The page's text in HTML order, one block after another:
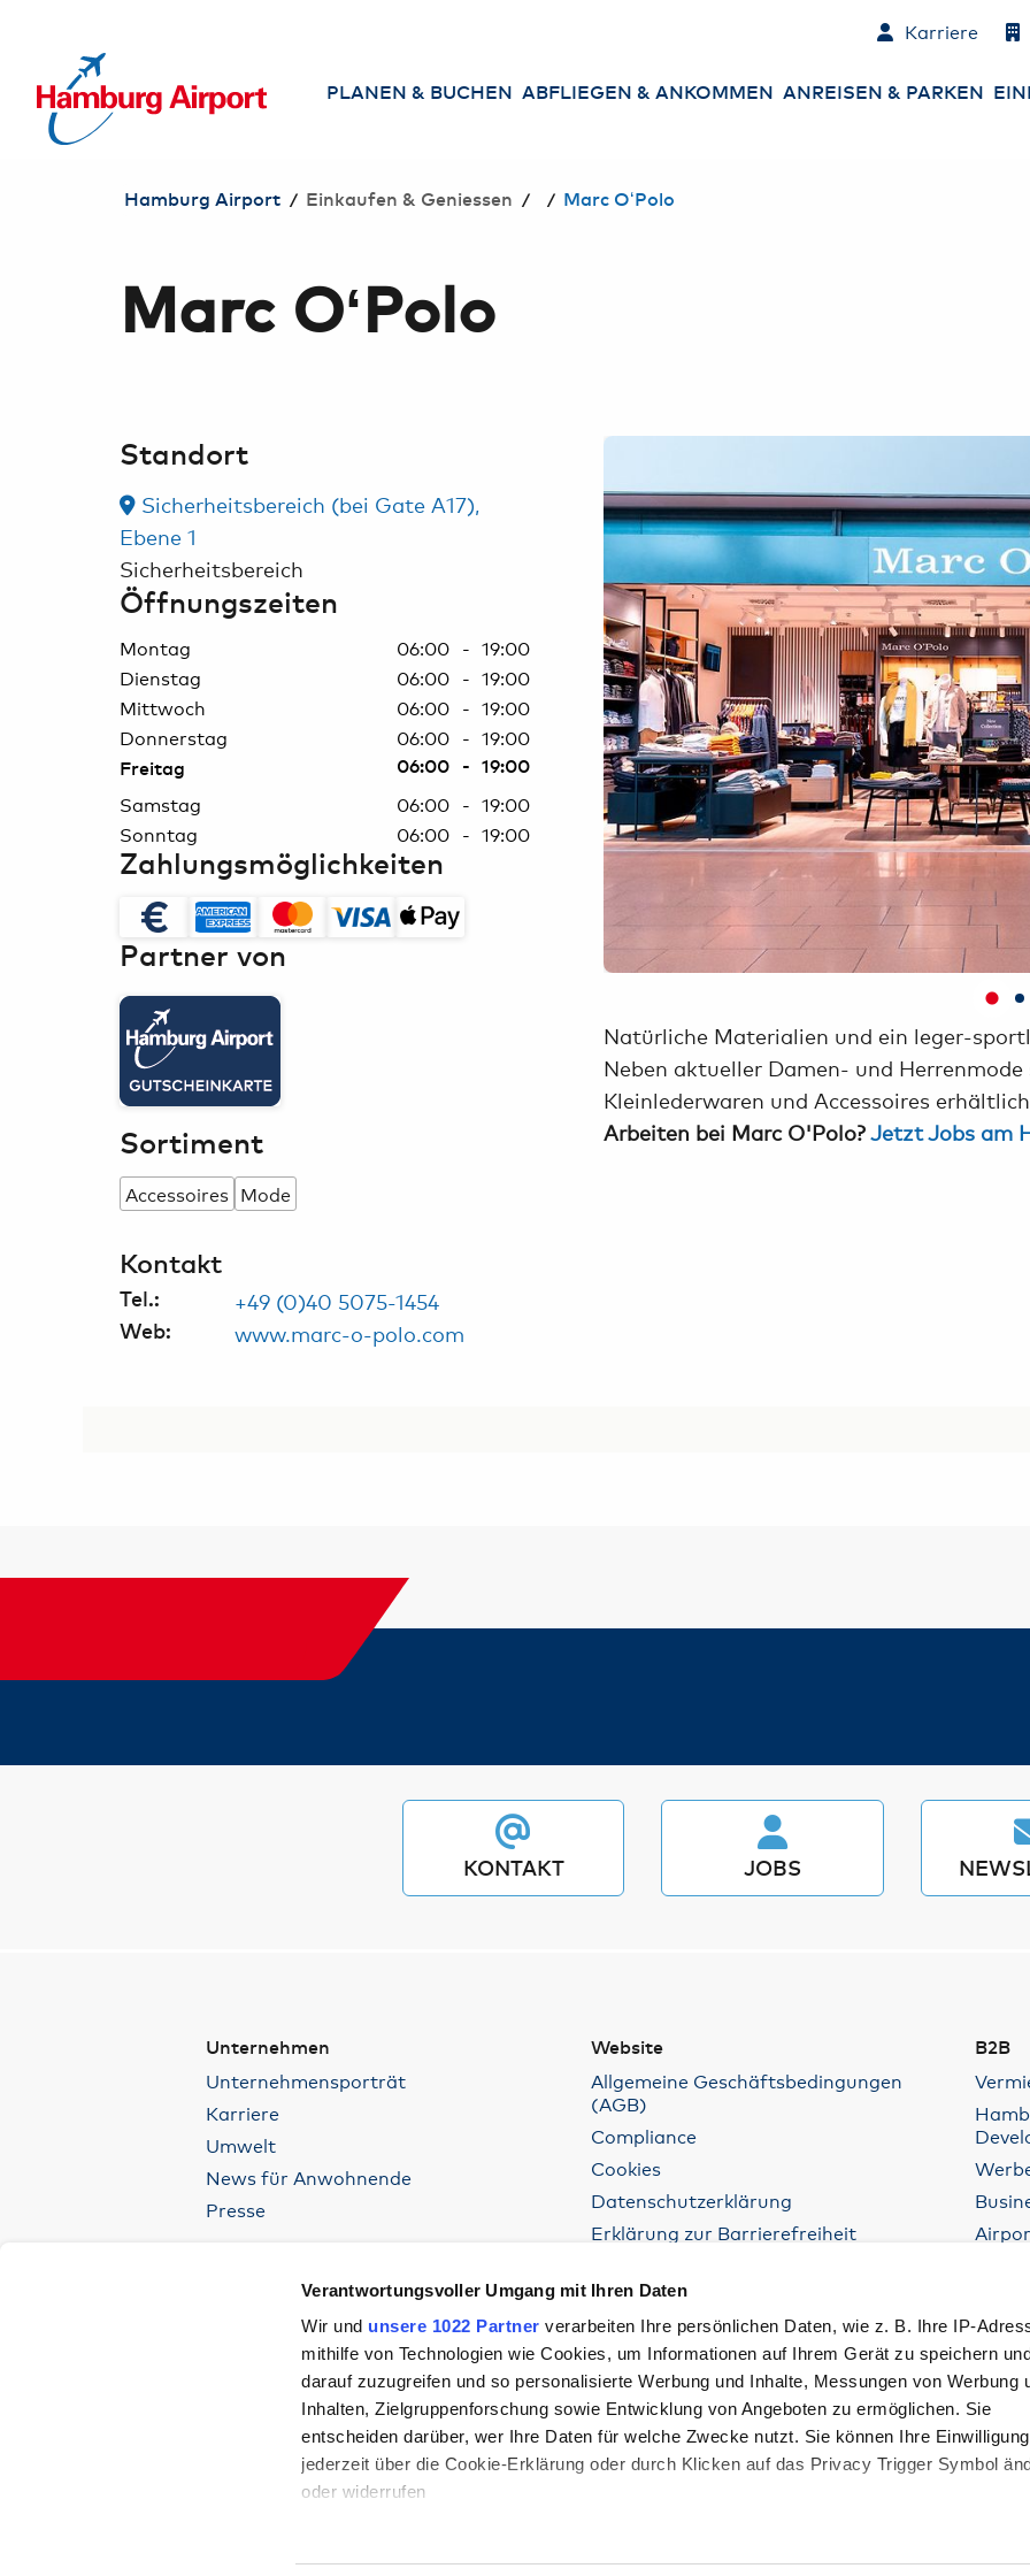
Verantwortungsvoller Umgang mit Ihren Daten
Wir und unsere 1022 Partner verarbeiten Ihre persönlichen Daten, wie z. B. Ihre IP-
mithilfe von Technologien wie Cookies, um Informationen auf Ihrem Gerät zu speichern
darauf zuzugreifen und so personalisierte Werbung und Inhalte, Messungen von Werbung
Inhalten, Zielgruppenforschung sowie Entwicklung von Angeboten zu ermöglichen. Sie
entscheiden darüber, wer Ihre Daten für welche Zwecke nutzt. Sie können Ihre Einwilligung
jederzeit über die Cookie-Erklärung oder durch Klicken auf das Privacy Trigger Symbol
oder widerrufen
Karriere
PLANEN & BUCHEN
Flug suchen &
buchen
Mietwagen &
Carsharing
ABFLIEGEN & ANKOMMEN
Passkontrolle
Services am Airport
ANREISEN & PARKEN
Hamburg Airport / Einkaufen & Geniessen / / Marc O‘Polo
Marc O‘Polo
Standort
Sicherheitsbereich (bei Gate A17),
Ebene 1
Sicherheitsbereich
Öffnungszeiten
Montag
06:00 - 19:00
Dienstag
06:00 - 19:00
Mittwoch
06:00 - 19:00
Donnerstag
06:00 - 19:00
Freitag 06:00 - 19:00
Samstag
06:00 - 19:00
Sonntag
06:00 - 19:00
Zahlungsmöglichkeiten
Partner von
Sortiment
Accessoires Mode
Natürliche Materialien und ein leger-
Neben aktueller Damen- und
Kleinlederwaren und Accessoires
Arbeiten bei Marc O'Polo?Jetzt Jobs am
Kontakt
Tel.: +49 (0)40 5075-1454
Web: www.marc-o-polo.com
KONTAKT JOBS
Unternehmen
Unternehmensporträt
Karriere
Umwelt
News für Anwohnende
Presse
Website
Allgemeine Geschäftsbedingungen
(AGB)
Compliance
Cookies
Datenschutzerklärung
Erklärung zur Barrierefreiheit
Lieferkettensorgfaltspflichtengesetz
(LkSG)
Rechtliche Hinweise
B2B